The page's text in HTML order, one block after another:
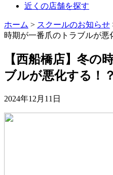
近くの店舗を探す
ホーム > スクールのお知らせ
時期が一番爪のトラブルが悪
【西船橋店】冬の
ブルが悪化する！？
2024年12月11日